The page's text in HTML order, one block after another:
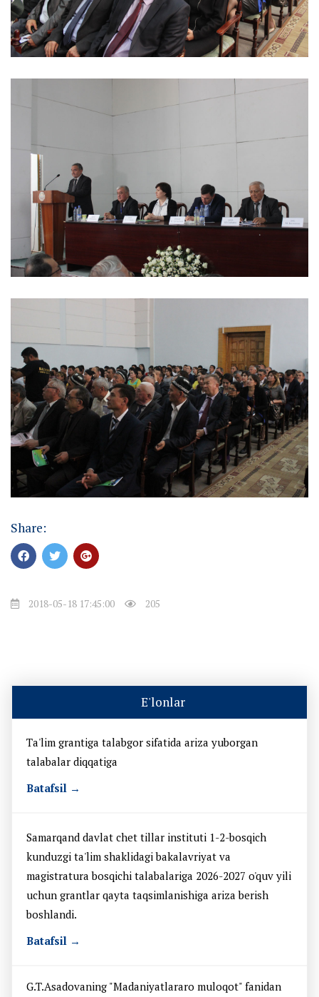
Share:
2018-05-18 17:45:00 205
E'lonlar
Ta'lim grantiga talabgor sifatida ariza yuborgan
talabalar diqqatiga
Batafsil →
Samarqand davlat chet tillar instituti 1-2-bosqich
kunduzgi ta'lim shaklidagi bakalavriyat va
magistratura bosqichi talabalariga 2026-2027 o'quv yili
uchun grantlar qayta taqsimlanishiga ariza berish
boshlandi.
Batafsil →
G.T.Asadovaning "Madaniyatlararo muloqot" fanidan